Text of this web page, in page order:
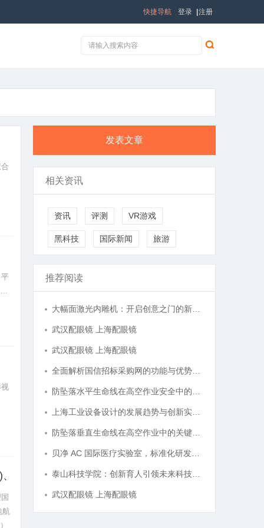
登录 注册
快捷导航
航
发表文章
相关资讯
资讯 评测 VR游戏
黑科技 国际新闻 旅游
推荐阅读
武汉配眼镜 上海配眼镜
武汉配眼镜 上海配眼镜
武汉配眼镜 上海配眼镜